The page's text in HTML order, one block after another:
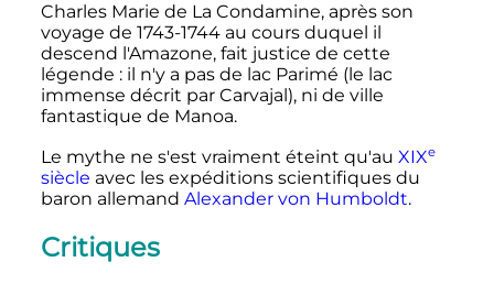
Charles Marie de La Condamine, après son
voyage de 1743-1744 au cours duquel il
descend l'Amazone, fait justice de cette
légende : il n'y a pas de lac Parimé (le lac
immense décrit par Carvajal), ni de ville
fantastique de Manoa.
Le mythe ne s'est vraiment éteint qu'au XIXe
siècle avec les expéditions scientifiques du
baron allemand Alexander von Humboldt.
Critiques